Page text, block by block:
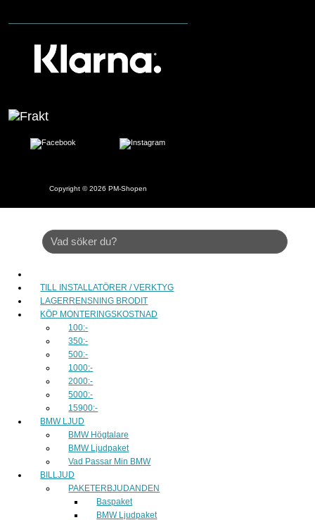
Copyright © 2026 PM-Shopen
TILL INSTALLATÖRER / VERKTYG
LAGERRENSNING BRODIT
KÖP MONTERINGSKOSTNAD
100:-
350:-
500:-
1000:-
2000:-
5000:-
15900:-
BMW LJUD
BMW Högtalare
BMW Ljudpaket
Vad Passar Min BMW
BILLJUD
PAKETERBJUDANDEN
Baspaket
BMW Ljudpaket